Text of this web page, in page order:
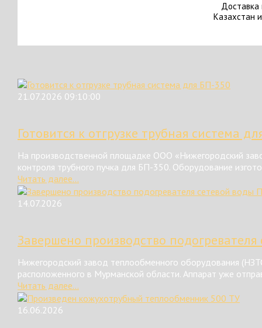
Доставка
Казахстан
21.07.2026 09:10:00
Готовится к отгрузке трубная система
На производственной площадке ООО «Нижегородский
контроля трубного пучка для БП-350. Оборудование
Читать далее...
14.07.2026
Завершено производство
Нижегородский завод теплообменного оборудования
расположенного в Мурманской области. Аппарат уже
Читать далее...
16.06.2026